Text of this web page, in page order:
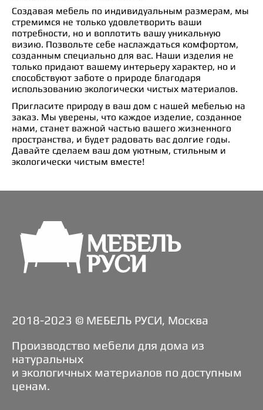
Создавая мебель по индивидуальным размерам, мы
стремимся не только удовлетворить ваши
потребности, но и воплотить вашу уникальную
визию. Позвольте себе наслаждаться комфортом,
созданным специально для вас. Наши изделия не
только придают вашему интерьеру характер, но и
способствуют заботе о природе благодаря
использованию экологически чистых материалов.
Пригласите природу в ваш дом с нашей мебелью на
заказ. Мы уверены, что каждое изделие, созданное
нами, станет важной частью вашего жизненного
пространства, и будет радовать вас долгие годы.
Давайте сделаем ваш дом уютным, стильным и
экологически чистым вместе!
2018-2023 © МЕБЕЛЬ РУСИ, Москва
Производство мебели для дома из
натуральных
и экологичных материалов по доступным
ценам.